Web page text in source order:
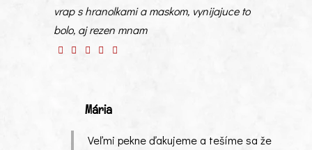
vrap s hranolkami a maskom, vynijajuce to
bolo, aj rezen mnam
Mária
Veľmi pekne ďakujeme a tešíme sa že